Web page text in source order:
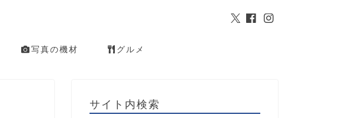
写真の機材 グルメ
サイト内検索